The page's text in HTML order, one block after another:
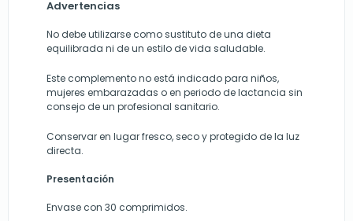
Advertencias
No debe utilizarse como sustituto de una dieta
equilibrada ni de un estilo de vida saludable.
Este complemento no está indicado para niños,
mujeres embarazadas o en periodo de lactancia sin
consejo de un profesional sanitario.
Conservar en lugar fresco, seco y protegido de la luz
directa.
Presentación
Envase con 30 comprimidos.